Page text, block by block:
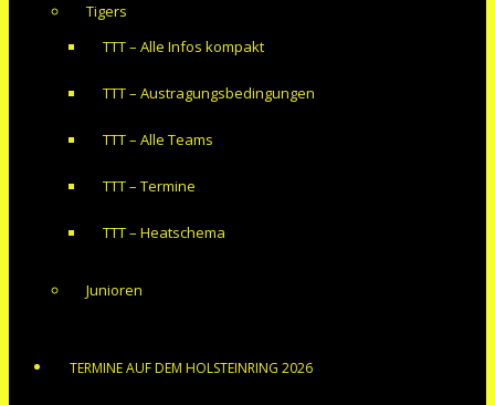
Tigers
TTT – Alle Infos kompakt
TTT – Austragungsbedingungen
TTT – Alle Teams
TTT – Termine
TTT – Heatschema
Junioren
TERMINE AUF DEM HOLSTEINRING 2026